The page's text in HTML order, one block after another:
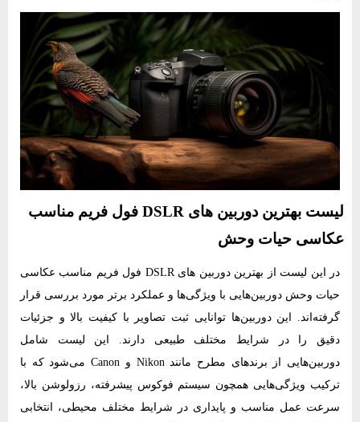
لیست بهترین دوربین های DSLR فول فریم مناسب
عکاسی حیات وحش
در این لیست از بهترین دوربین های DSLR فول فریم مناسب عکاسی
حیات وحش دوربین‌هایی با ویژگی‌ها و عملکرد برتر مورد بررسی قرار
گرفته‌اند. این دوربین‌ها توانایی ثبت تصاویر با کیفیت بالا و جزئیات
دقیق را در شرایط مختلف طبیعی دارند. این لیست شامل
دوربین‌هایی از برندهای مطرح مانند Nikon و Canon می‌شود که با
ترکیب ویژگی‌هایی همچون سیستم فوکوس پیشرفته، رزولوشن بالا،
سرعت عمل مناسب و پایداری در شرایط مختلف محیطی، انتخابی